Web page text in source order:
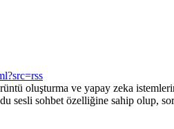
oluşturma ve yapay zeka
sesli sohbet özelliğine sahip olup,